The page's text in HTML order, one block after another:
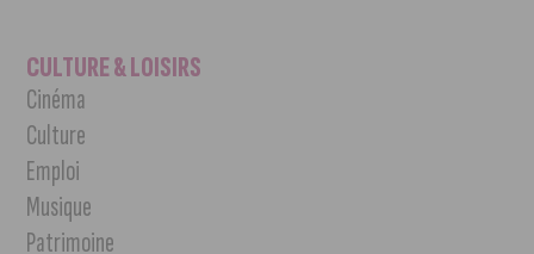
CULTURE & LOISIRS
Cinéma
Culture
Emploi
Musique
Patrimoine